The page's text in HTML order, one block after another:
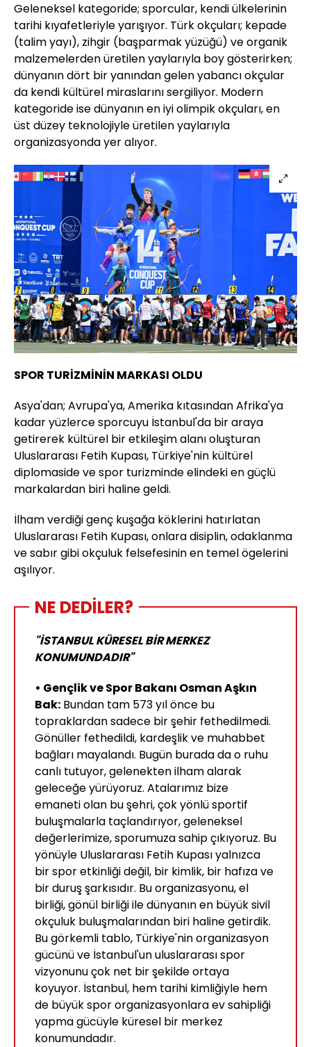
Geleneksel kategoride; sporcular, kendi ülkelerinin
tarihi kıyafetleriyle yarışıyor. Türk okçuları; kepade
(talim yayı), zihgir (başparmak yüzüğü) ve organik
malzemelerden üretilen yaylarıyla boy gösterirken;
dünyanın dört bir yanından gelen yabancı okçular
da kendi kültürel miraslarını sergiliyor. Modern
kategoride ise dünyanın en iyi olimpik okçuları, en
üst düzey teknolojiyle üretilen yaylarıyla
organizasyonda yer alıyor.
SPOR TURİZMİNİN MARKASI OLDU
Asya'dan; Avrupa'ya, Amerika kıtasından Afrika'ya
kadar yüzlerce sporcuyu İstanbul'da bir araya
getirerek kültürel bir etkileşim alanı oluşturan
Uluslararası Fetih Kupası, Türkiye'nin kültürel
diplomaside ve spor turizminde elindeki en güçlü
markalardan biri haline geldi.
İlham verdiği genç kuşağa köklerini hatırlatan
Uluslararası Fetih Kupası, onlara disiplin, odaklanma
ve sabır gibi okçuluk felsefesinin en temel ögelerini
aşılıyor.
NE DEDİLER?
"İSTANBUL KÜRESEL BİR MERKEZ
KONUMUNDADIR"
• Gençlik ve Spor Bakanı Osman Aşkın
Bak: Bundan tam 573 yıl önce bu
topraklardan sadece bir şehir fethedilmedi.
Gönüller fethedildi, kardeşlik ve muhabbet
bağları mayalandı. Bugün burada da o ruhu
canlı tutuyor, gelenekten ilham alarak
geleceğe yürüyoruz. Atalarımız bize
emaneti olan bu şehri, çok yönlü sportif
buluşmalarla taçlandırıyor, geleneksel
değerlerimize, sporumuza sahip çıkıyoruz. Bu
yönüyle Uluslararası Fetih Kupası yalnızca
bir spor etkinliği değil, bir kimlik, bir hafıza ve
bir duruş şarkısıdır. Bu organizasyonu, el
birliği, gönül birliği ile dünyanın en büyük sivil
okçuluk buluşmalarından biri haline getirdik.
Bu görkemli tablo, Türkiye'nin organizasyon
gücünü ve İstanbul'un uluslararası spor
vizyonunu çok net bir şekilde ortaya
koyuyor. İstanbul, hem tarihi kimliğiyle hem
de büyük spor organizasyonlara ev sahipliği
yapma gücüyle küresel bir merkez
konumundadır.